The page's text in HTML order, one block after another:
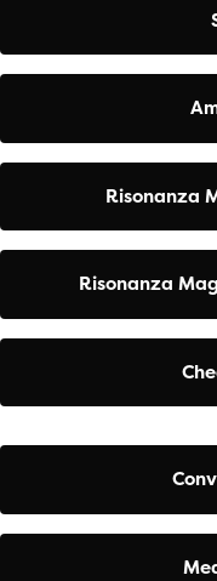
Risonanza
Risonanza